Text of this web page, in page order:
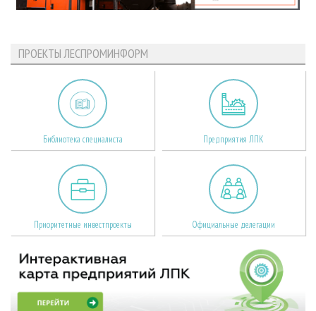
ПРОЕКТЫ ЛЕСПРОМИНФОРМ
Библиотека специалиста Предприятия ЛПК
Приоритетные инвестпроекты Официальные делегации